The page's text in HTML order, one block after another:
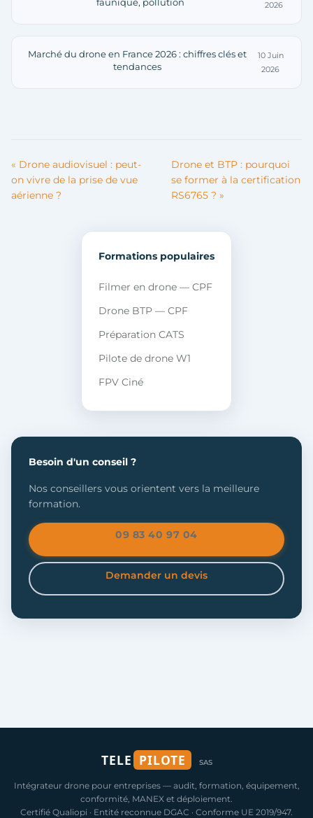
2026
Marché du drone en France 2026 : chiffres clés et
tendances
10 Juin
2026
« Drone audiovisuel : peut-
on vivre de la prise de vue
aérienne ?
Drone et BTP : pourquoi
se former à la certification
RS6765 ? »
Formations populaires
Filmer en drone — CPF
Drone BTP — CPF
Préparation CATS
Pilote de drone W1
FPV Ciné
Besoin d'un conseil ?
Nos conseillers vous orientent vers la meilleure
formation.
09 83 40 97 04
Demander un devis
TELE PILOTE SAS
Intégrateur drone pour entreprises — audit, formation, équipement,
conformité, MANEX et déploiement.
Certifié Qualiopi · Entité reconnue DGAC · Conforme UE 2019/947.